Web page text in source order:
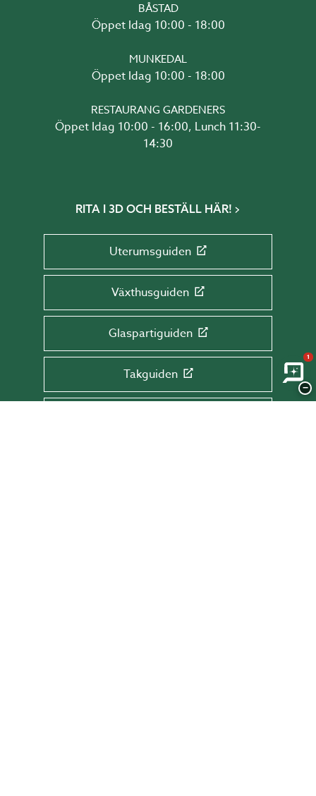
BÅSTAD
Öppet Idag 10:00 - 18:00
MUNKEDAL
Öppet Idag 10:00 - 18:00
RESTAURANG GARDENERS
Öppet Idag 10:00 - 16:00, Lunch 11:30-
14:30
RITA I 3D OCH BESTÄLL HÄR!
Uterumsguiden
Växthusguiden
Glaspartiguiden
Takguiden
1
−